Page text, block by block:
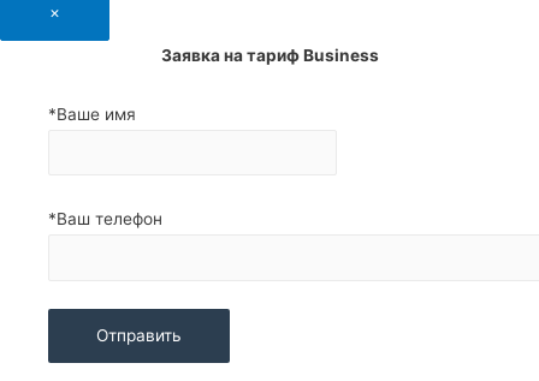
×
Заявка на тарифBusiness
*Ваше имя
*Ваш телефон